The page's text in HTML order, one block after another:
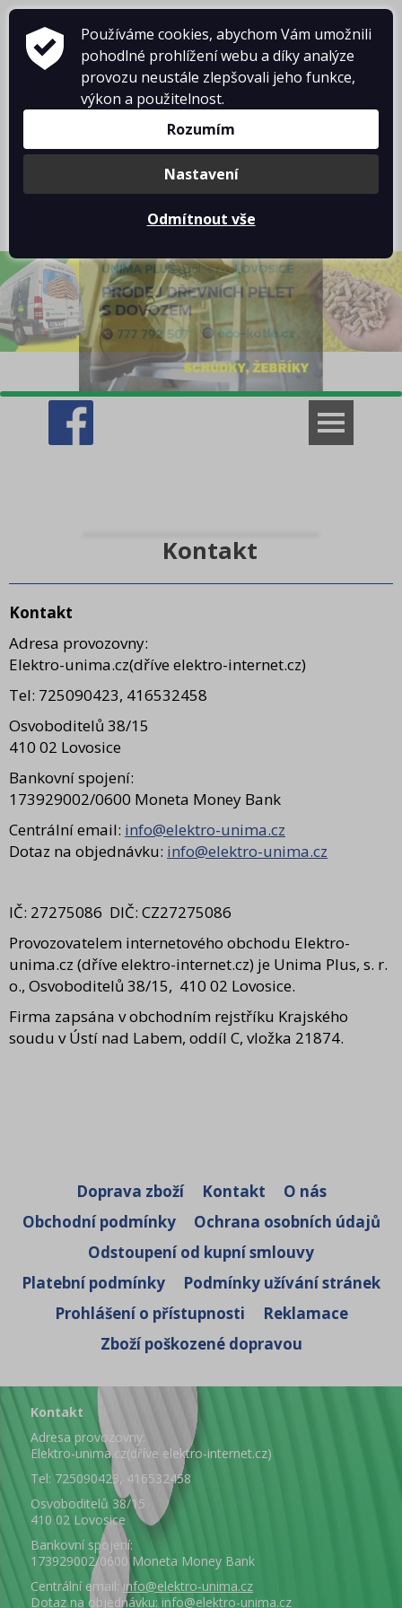
Košík je prázdný
SPOTŘEBNÍ MATERIÁL
Káva
Hobby
Kamna a sporáky
Pro děti
Kontakt
Kontakt
Adresa provozovny:
Elektro-unima.cz(dříve elektro-internet.cz)
Tel: 725090423, 416532458
Osvoboditelů 38/15
410 02 Lovosice
Bankovní spojení:
173929002/0600 Moneta Money Bank
Centrální email: info@elektro-unima.cz
Dotaz na objednávku: info@elektro-unima.cz
IČ: 27275086 DIČ: CZ27275086
Provozovatelem internetového obchodu Elektro-
unima.cz (dříve elektro-internet.cz) je Unima Plus, s. r.
o., Osvoboditelů 38/15, 410 02 Lovosice.
Firma zapsána v obchodním rejstříku Krajského
soudu v Ústí nad Labem, oddíl C, vložka 21874.
Doprava zboží Kontakt
O nás
Obchodní podmínky
Ochrana osobních údajů
Odstoupení od kupní smlouvy
Platební podmínky
Podmínky užívání stránek
Prohlášení o přístupnosti
Reklamace
Zboží poškozené dopravou
Kontakt
Adresa provozovny:
Elektro-unima.cz(dříve elektro-internet.cz)
Tel: 725090423, 416532458
Osvoboditelů 38/15
410 02 Lovosice
Bankovní spojení:
173929002/0600 Moneta Money Bank
Centrální email: info@elektro-unima.cz
Dotaz na objednávku: info@elektro-unima.cz
Používáme cookies, abychom Vám umožnili
pohodlné prohlížení webu a díky analýze
provozu neustále zlepšovali jeho funkce,
výkon a použitelnost.
Rozumím
Nastavení
Odmítnout vše